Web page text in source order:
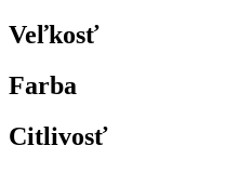
Veľkosť
Farba
Citlivosť